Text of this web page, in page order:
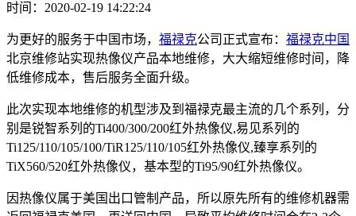
时间：2020-02-19 14:22:24
为更好的服务于中国市场， 福禄克公司正式宣布： 福禄克中国
北京维修站实现热像仪产品本地维修，大大缩短维修时间，降
低维修成本，售后服务全面升级。
此次实现本地维修的机型涉及到福禄克最主流的几个系列，分
别是锐智系列的Ti400/300/200红外热像仪,易见系列的
Ti125/110/105/100/TiR125/110/105红外热像仪,臻享系列的
TiX560/520红外热像仪，基本型的Ti95/90红外热像仪。
因热像仪属于美国出口管制产品，所以原先所有的维修机器需